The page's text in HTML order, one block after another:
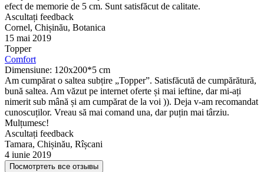
efect de memorie de 5 cm. Sunt satisfăcut de calitate.
Ascultați feedback
Cornel, Chișinău, Botanica
15 mai 2019
Topper
Comfort
Dimensiune: 120x200*5 cm
Am cumpărat o saltea subțire „Topper”. Satisfăcută de cumpărătură,
bună saltea. Am văzut pe internet oferte și mai ieftine, dar mi-ați
nimerit sub mână și am cumpărat de la voi )). Deja v-am recomandat
cunoscuților. Vreau să mai comand una, dar puțin mai târziu.
Mulțumesc!
Ascultați feedback
Tamara, Chișinău, Rîșcani
4 iunie 2019
Посмотртеть все отзывы